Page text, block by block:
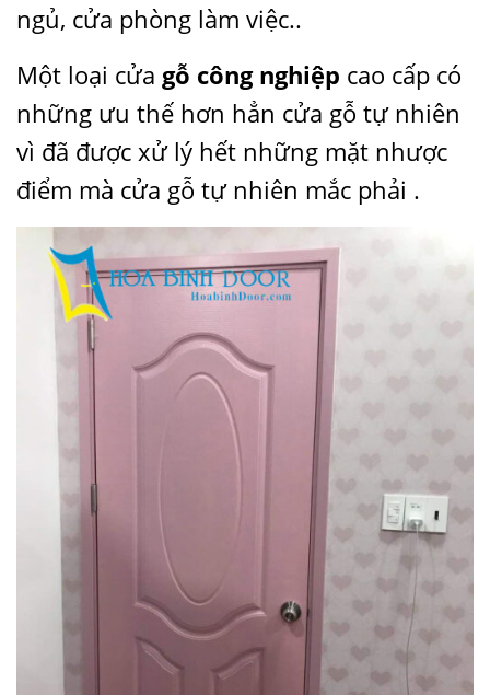
ngủ, cửa phòng làm việc..
Một loại cửa gỗ công nghiệp cao cấp có
những ưu thế hơn hẳn cửa gỗ tự nhiên
vì đã được xử lý hết những mặt nhược
điểm mà cửa gỗ tự nhiên mắc phải .